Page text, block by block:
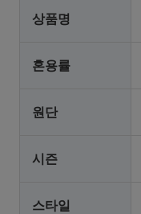
상품명
혼용률
원단
시즌
스타일